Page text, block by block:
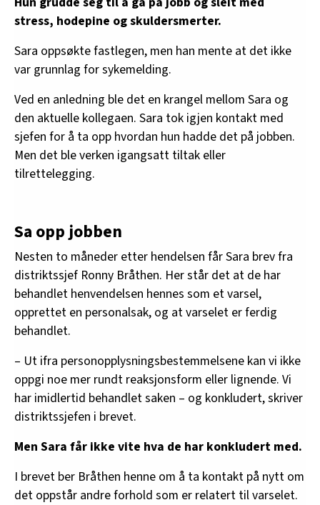
stress, hodepine og skuldersmerter.
Sara oppsøkte fastlegen, men han mente at det ikke
var grunnlag for sykemelding.
Ved en anledning ble det en krangel mellom Sara og
den aktuelle kollegaen. Sara tok igjen kontakt med
sjefen for å ta opp hvordan hun hadde det på jobben.
Men det ble verken igangsatt tiltak eller
tilrettelegging.
Sa opp jobben
Nesten to måneder etter hendelsen får Sara brev fra
distriktssjef Ronny Bråthen. Her står det at de har
behandlet henvendelsen hennes som et varsel,
opprettet en personalsak, og at varselet er ferdig
behandlet.
– Ut ifra personopplysningsbestemmelsene kan vi ikke
oppgi noe mer rundt reaksjonsform eller lignende. Vi
har imidlertid behandlet saken – og konkludert, skriver
distriktssjefen i brevet.
Men Sara får ikke vite hva de har konkludert med.
I brevet ber Bråthen henne om å ta kontakt på nytt om
det oppstår andre forhold som er relatert til varselet.